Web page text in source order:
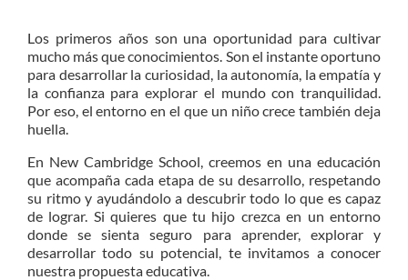
Los primeros años son una oportunidad para cultivar
mucho más que conocimientos. Son el instante oportuno
para desarrollar la curiosidad, la autonomía, la empatía y
la confianza para explorar el mundo con tranquilidad.
Por eso, el entorno en el que un niño crece también deja
huella.
En New Cambridge School, creemos en una educación
que acompaña cada etapa de su desarrollo, respetando
su ritmo y ayudándolo a descubrir todo lo que es capaz
de lograr. Si quieres que tu hijo crezca en un entorno
donde se sienta seguro para aprender, explorar y
desarrollar todo su potencial, te invitamos a conocer
nuestra propuesta educativa.